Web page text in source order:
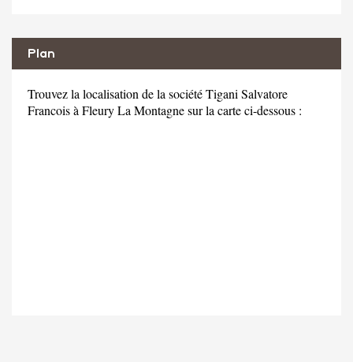
Plan
Trouvez la localisation de la société Tigani Salvatore
Francois à Fleury La Montagne sur la carte ci-dessous :